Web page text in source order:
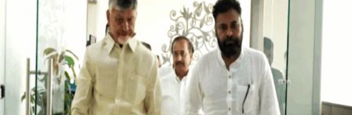
అంతర్జాతీయం